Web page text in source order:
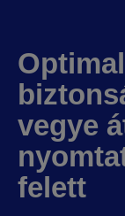
vegye
felett